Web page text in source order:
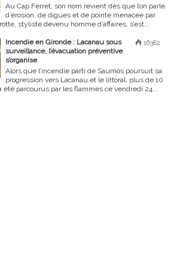
Au Cap Ferret, son nom revient dès que l’on parle
d’érosion, de digues et de pointe menacée par
styliste devenu homme d’affaires, s’est...
16382
Incendie en Gironde : Lacanau sous
surveillance, l’évacuation préventive
s’organise
Alors que l’incendie parti de Saumos poursuit sa
progression vers Lacanau et le littoral, plus de 10
été parcourus par les flammes ce vendredi 24...